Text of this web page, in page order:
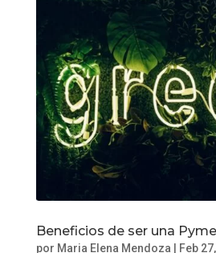
Beneficios de ser una
por Maria Elena Mendoza Feb